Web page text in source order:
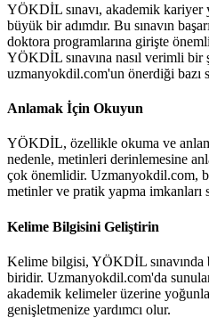
YÖKDİL sınavı, akademik kariyer
büyük bir adımdır. Bu sınavın
doktora programlarına girişte
YÖKDİL sınavına nasıl verimli bir
uzmanyokdil.com'un önerdiği bazı
Anlamak İçin Okuyun
YÖKDİL, özellikle okuma ve
nedenle, metinleri derinlemesine
çok önemlidir. Uzmanyokdil.com,
metinler ve pratik yapma imkanları
Kelime Bilgisini Geliştirin
Kelime bilgisi, YÖKDİL sınavında
biridir. Uzmanyokdil.com'da
akademik kelimeler üzerine
genişletmenize yardımcı olur.